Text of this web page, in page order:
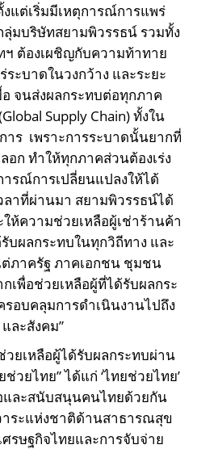
งแต่เริ่มมีเหตุการณ์การแพร่
ลุ่มบริษัทสยามพิวรรธน์ รวมทั้ง
ต้องเผชิญกับความท้าทาย
ะบาดในวงกว้าง และระยะ
จนส่งผลกระทบต่อทุกภาค
Supply Chain) ทั้งใน
าร เพราะการระบาดนั้นยากที่
อก ทำให้ทุกภาคส่วนต้องเร่ง
รณ์การเปลี่ยนแปลงให้ได้
ลาที่ผ่านมา สยามพิวรรธน์ได้
ห้ความช่วยเหลือผู้เช่าร้านค้า
บผลกระทบในทุกวิถีทาง และ
ภาครัฐ ภาคเอกชน ชุมชน
เพื่อช่วยเหลือผู้ที่ได้รับผลกระ
อบคลุมการดำเนินงานไปถึง
ละสังคม”
ยเหลือผู้ได้รับผลกระทบผ่าน
วยไทย” ได้แก่ ‘ไทยช่วยไทย’
และสนับสนุนคนไทยด้วยกัน
าระแห่งชาติด้านสาธารณสุข
ศรษฐกิจไทยและการจับจ่าย